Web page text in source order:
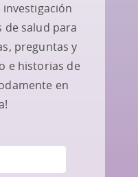
de salud para
preguntas y
e historias de
en